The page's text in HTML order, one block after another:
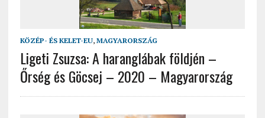
KÖZÉP- ÉS KELET-EU, MAGYARORSZÁG
Ligeti Zsuzsa: A haranglábak földjén –
Őrség és Göcsej – 2020 – Magyarország